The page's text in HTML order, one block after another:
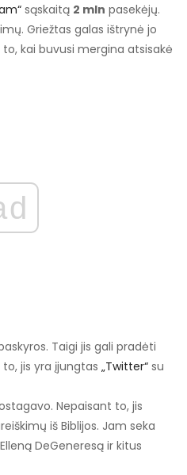
sąskaitą 2 mln pasekėjų.
Griežtas galas ištrynė jo
kai buvusi mergina atsisakė
Taigi jis gali pradėti
jis yra įjungtas „Twitter“ su
Nepaisant to, jis
iš Biblijos. Jam seka
DeGeneresą ir kitus